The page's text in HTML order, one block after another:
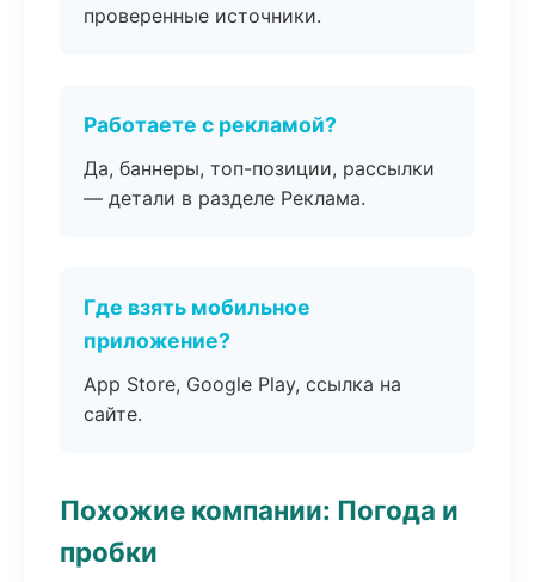
проверенные источники.
Работаете с рекламой?
Да, баннеры, топ-позиции, рассылки
— детали в разделе Реклама.
Где взять мобильное
приложение?
App Store, Google Play, ссылка на
сайте.
Похожие компании: Погода и
пробки